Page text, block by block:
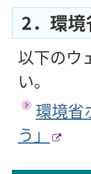
2．環
以下のウ
い。
環境省
う」